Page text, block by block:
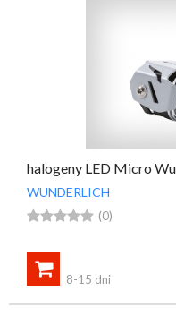
halogeny LED Micro
WUNDERLICH
 (0)

8-15 dni